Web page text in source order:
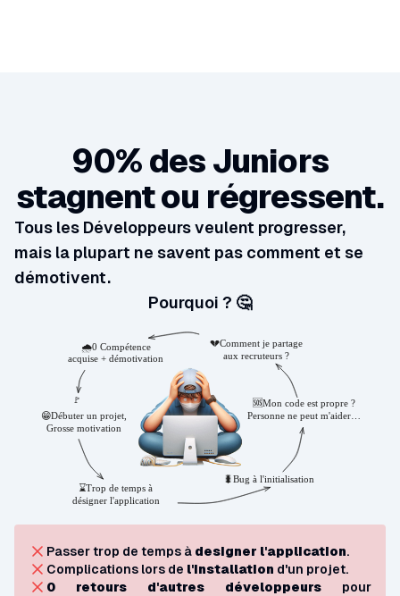
90% des Juniors
stagnent ou régressent.
Tous les Développeurs veulent progresser,
mais la plupart ne savent pas comment et se
démotivent.
Pourquoi ? 🤔
Passer trop de temps à designer l'application.
Complications lors de l'installation d'un projet.
0 retours d'autres développeurs pour